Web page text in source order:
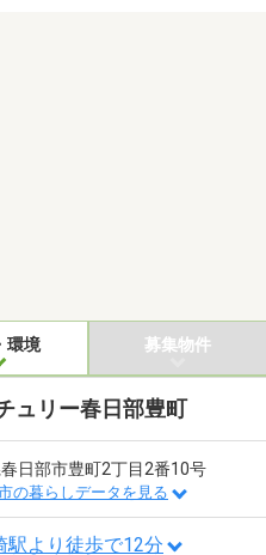
環境 募集物件
ュリー春日部豊町
日部市豊町2丁目2番10号
の暮らしデータを見る
駅より徒歩で12分